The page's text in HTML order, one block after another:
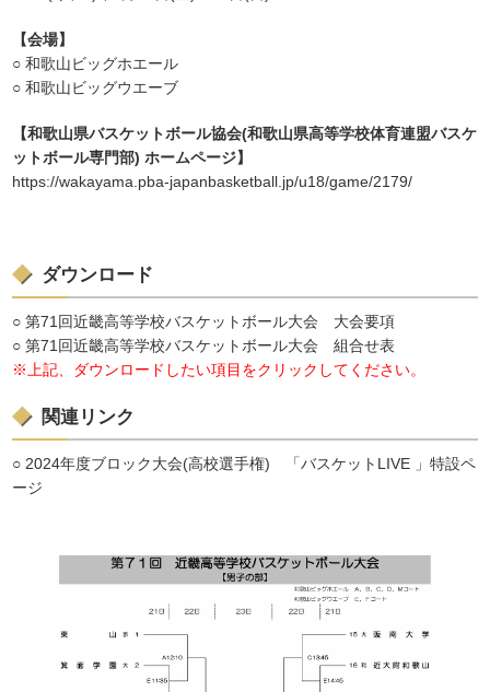
【会場】
○ 和歌山ビッグホエール
○ 和歌山ビッグウエーブ
【和歌山県バスケットボール協会(和歌山県高等学校体育連盟バスケ
ットボール専門部) ホームページ】
https://wakayama.pba-japanbasketball.jp/u18/game/2179/
ダウンロード
○ 第71回近畿高等学校バスケットボール大会 大会要項
○ 第71回近畿高等学校バスケットボール大会 組合せ表
※上記、ダウンロードしたい項目をクリックしてください。
関連リンク
○ 2024年度ブロック大会(高校選手権) 「バスケットLIVE 」特設ペ
ージ